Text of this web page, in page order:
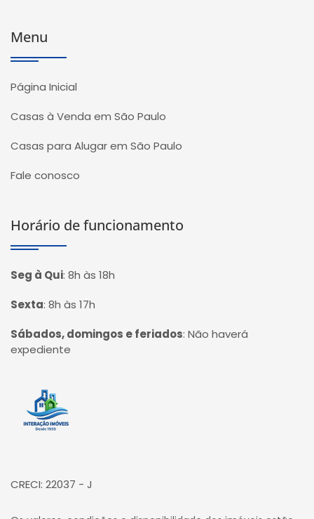
Menu
Página Inicial
Casas à Venda em São Paulo
Casas para Alugar em São Paulo
Fale conosco
Horário de funcionamento
Seg à Qui: 8h às 18h
Sexta: 8h às 17h
Sábados, domingos e feriados: Não haverá
expediente
Página inicial
CRECI: 22037 - J